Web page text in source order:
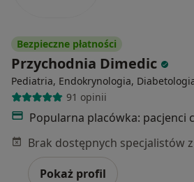
Bezpieczne płatności
Przychodnia Dimedic
Pediatria, Endokrynologia,
91 opinii
Popularna placówka: pacjenci
Pokaż profil